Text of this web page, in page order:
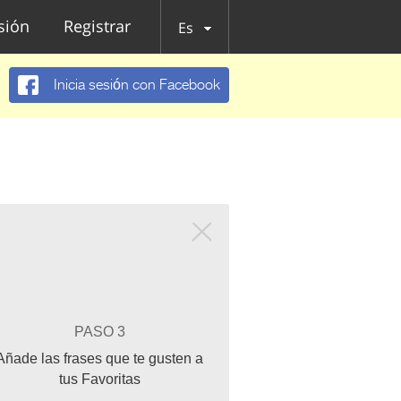
Registrar Es
Inicia sesión con Facebook
PASO 3
las frases que te gusten a
tus Favoritas